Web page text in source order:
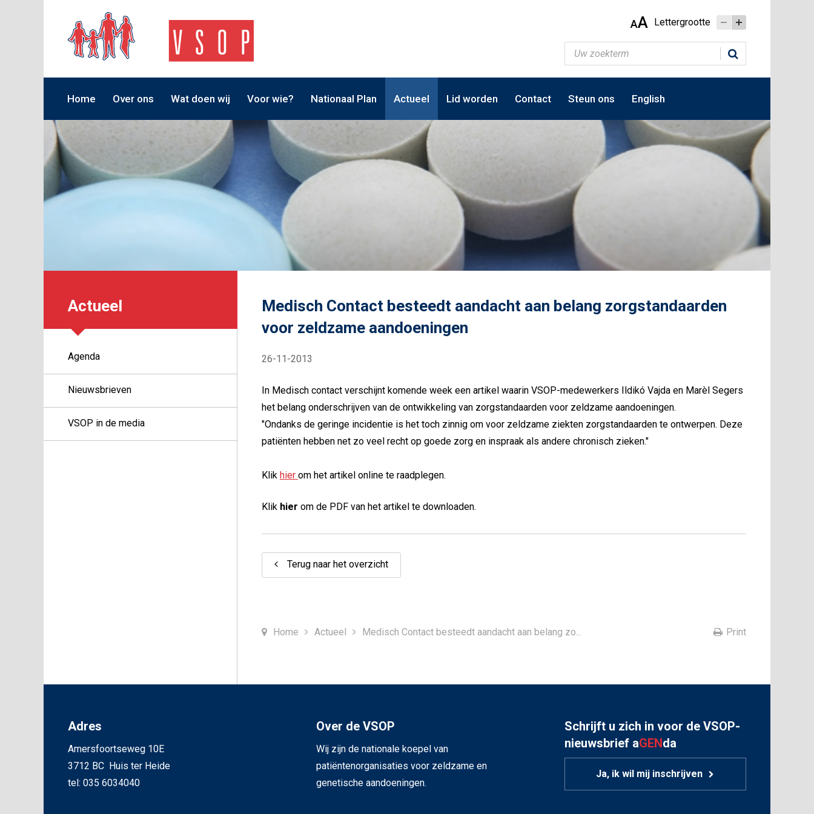
AA Lettergrootte
Home Over ons Wat doen wij Voor wie? Nationaal Plan Actueel Lid worden Contact Steun ons English
Actueel
Agenda
Nieuwsbrieven
VSOP in de media
Medisch Contact besteedt aandacht aan belang zorgstandaarden
voor zeldzame aandoeningen
26-11-2013
In Medisch contact verschijnt komende week een artikel waarin VSOP-medewerkers Ildikó Vajda en Marèl Segers
het belang onderschrijven van de ontwikkeling van zorgstandaarden voor zeldzame aandoeningen.
"Ondanks de geringe incidentie is het toch zinnig om voor zeldzame ziekten zorgstandaarden te ontwerpen. Deze
patiënten hebben net zo veel recht op goede zorg en inspraak als andere chronisch zieken."
Klik hier om het artikel online te raadplegen.
Klik hier om de PDF van het artikel te downloaden.
Terug naar het overzicht
Home Actueel Medisch Contact besteedt aandacht aan belang zo... Print
Adres
Amersfoortseweg 10E
3712 BC Huis ter Heide
tel: 035 6034040
Over de VSOP
Wij zijn de nationale koepel van
patiëntenorganisaties voor zeldzame en
genetische aandoeningen.
Schrijft u zich in voor de VSOP-
nieuwsbrief aGENda
Ja, ik wil mij inschrijven